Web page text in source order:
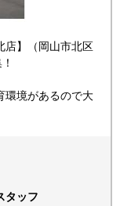
店】（岡山市北区
環境があるので大
タッフ